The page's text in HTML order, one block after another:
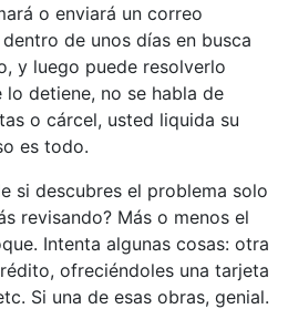
o enviará un correo
de unos días en busca
y luego puede resolverlo
lo detiene, no se habla de
o cárcel, usted liquida su
es todo.
si descubres el problema solo
revisando? Más o menos el
Intenta algunas cosas: otra
ofreciéndoles una tarjeta
Si una de esas obras, genial.